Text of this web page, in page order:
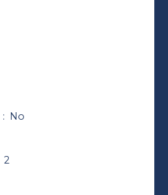
: No
2